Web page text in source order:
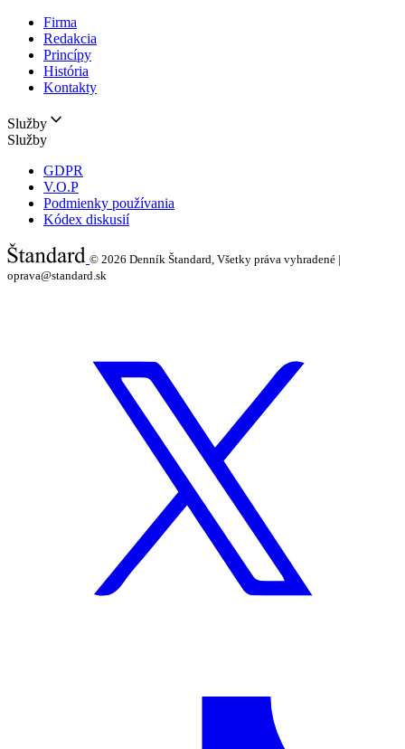
Firma
Redakcia
Princípy
História
Kontakty
Služby
Služby
GDPR
V.O.P
Podmienky používania
Kódex diskusií
© 2026 Denník Štandard, Všetky práva vyhradené |
oprava@standard.sk